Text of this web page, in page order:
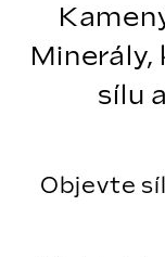
sílu
Objevte